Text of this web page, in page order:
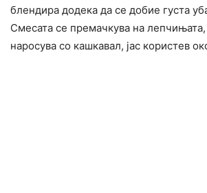
блендира додека да се добие густа
Смесата се премачкува на лепчињата,
наросува со кашкавал, јас користев